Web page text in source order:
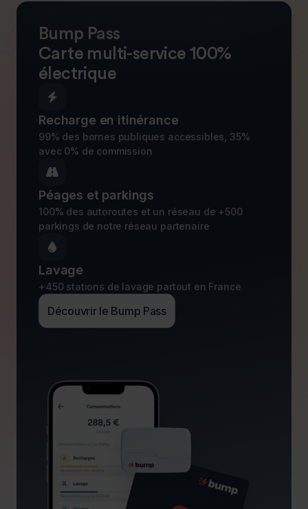
Bump Pass
Carte multi-service 100%
électrique

Recharge en itinérance
99% des bornes publiques accessibles, 35%
avec 0% de commission

Péages et parkings
100% des autoroutes et un réseau de +500
parkings de notre réseau partenaire

Lavage
+450 stations de lavage partout en France
Découvrir le Bump Pass